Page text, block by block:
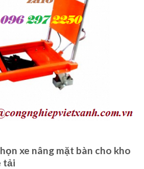
xe nâng mặt bàn cho kho
tải